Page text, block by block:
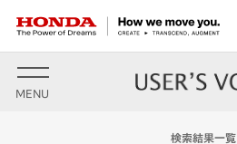
MENU
検索結果一覧